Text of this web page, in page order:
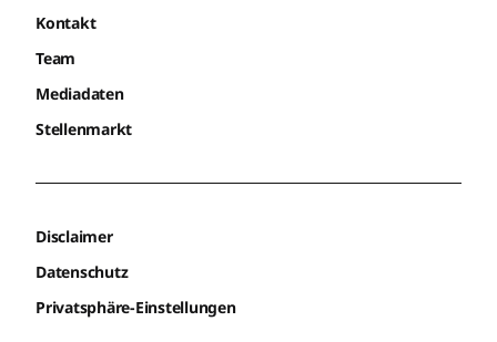
Kontakt
Team
Mediadaten
Stellenmarkt
Disclaimer
Datenschutz
Privatsphäre-Einstellungen